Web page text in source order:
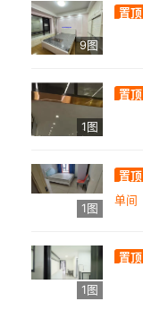
9图
置顶
1图
置顶
1图
置顶
单间
1图
置顶